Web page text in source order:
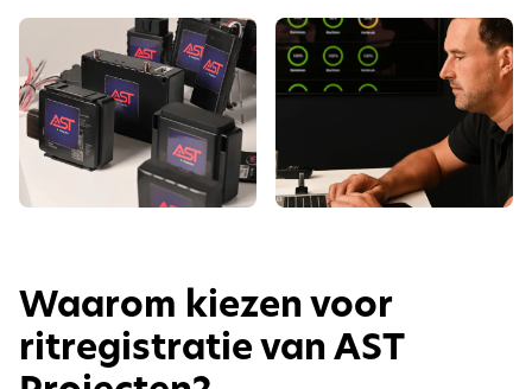
Waarom kiezen voor
ritregistratie van AST